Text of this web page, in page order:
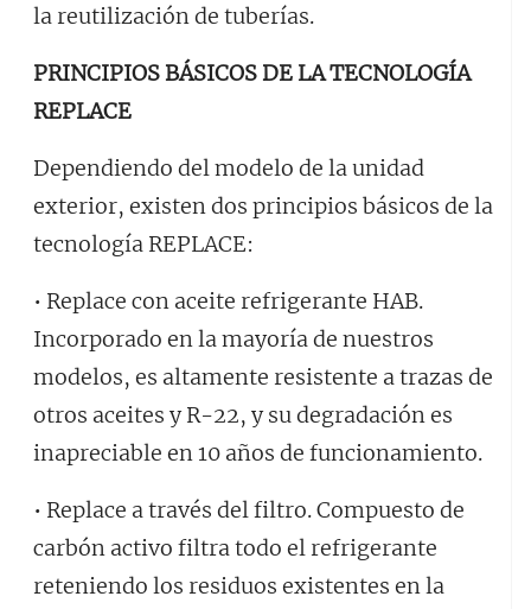
la reutilización de tuberías.
PRINCIPIOS BÁSICOS DE LA TECNOLOGÍA
REPLACE
Dependiendo del modelo de la unidad
exterior, existen dos principios básicos de la
tecnología REPLACE:
• Replace con aceite refrigerante HAB.
Incorporado en la mayoría de nuestros
modelos, es altamente resistente a trazas de
otros aceites y R-22, y su degradación es
inapreciable en 10 años de funcionamiento.
• Replace a través del filtro. Compuesto de
carbón activo filtra todo el refrigerante
reteniendo los residuos existentes en la